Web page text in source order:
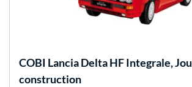
COBI Lancia Delta HF Integrale,
construction